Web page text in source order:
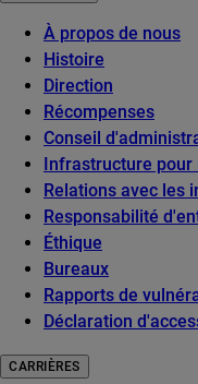
À propos de nous
Histoire
Direction
Récompenses
Conseil
Infrastructure pour
Relations avec les
Responsabilité
Éthique
Bureaux
Rapports de
Déclaration
CARRIÈRES